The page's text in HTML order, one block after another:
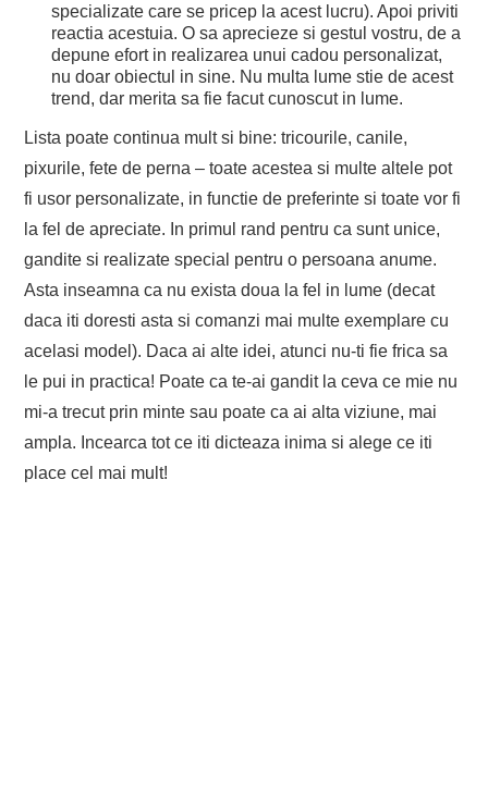
specializate care se pricep la acest lucru). Apoi priviti
reactia acestuia. O sa aprecieze si gestul vostru, de a
depune efort in realizarea unui cadou personalizat,
nu doar obiectul in sine. Nu multa lume stie de acest
trend, dar merita sa fie facut cunoscut in lume.
Lista poate continua mult si bine: tricourile, canile,
pixurile, fete de perna – toate acestea si multe altele pot
fi usor personalizate, in functie de preferinte si toate vor fi
la fel de apreciate. In primul rand pentru ca sunt unice,
gandite si realizate special pentru o persoana anume.
Asta inseamna ca nu exista doua la fel in lume (decat
daca iti doresti asta si comanzi mai multe exemplare cu
acelasi model). Daca ai alte idei, atunci nu-ti fie frica sa
le pui in practica! Poate ca te-ai gandit la ceva ce mie nu
mi-a trecut prin minte sau poate ca ai alta viziune, mai
ampla. Incearca tot ce iti dicteaza inima si alege ce iti
place cel mai mult!